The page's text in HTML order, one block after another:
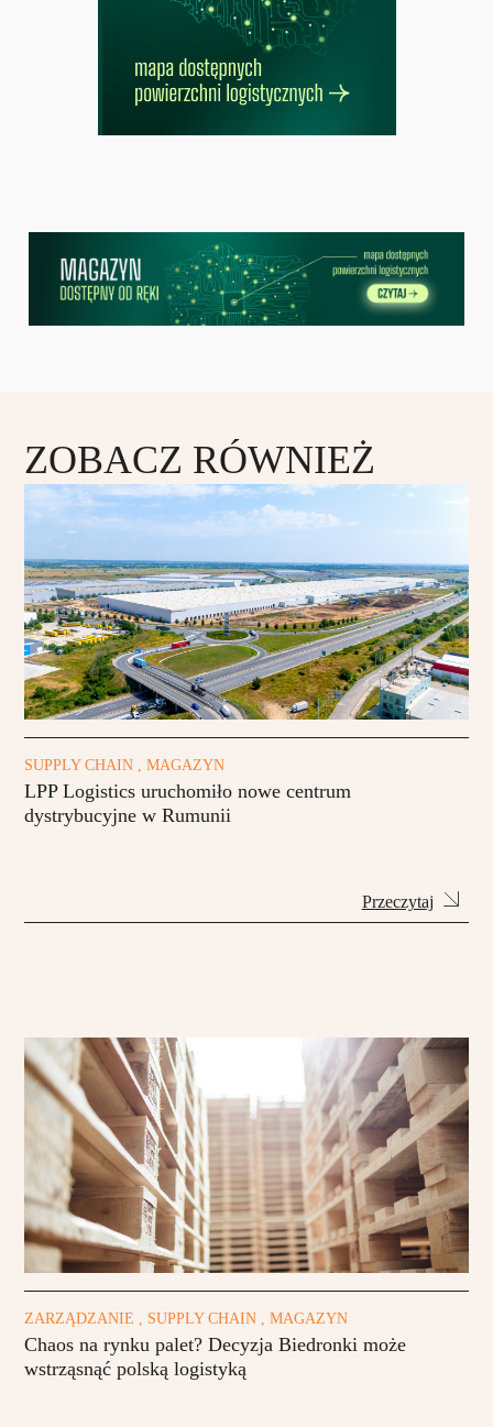
ZOBACZ RÓWNIEŻ
SUPPLY CHAIN , MAGAZYN
LPP Logistics uruchomiło nowe centrum
dystrybucyjne w Rumunii
Przeczytaj
ZARZĄDZANIE , SUPPLY CHAIN , MAGAZYN
Chaos na rynku palet? Decyzja Biedronki może
wstrząsnąć polską logistyką